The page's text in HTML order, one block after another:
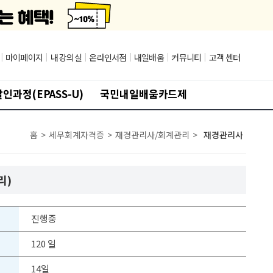
| 마이페이지 | 내 강의실 | 온라인서점 | 내일배움 | 커뮤니티 | 고객 센터
인과정(EPASS-U) 국민내일배움카드제
홈 > 세무회계자격증 > 재경관리사/회계관리 > 재경관리사
)
진행중
120 일
14일